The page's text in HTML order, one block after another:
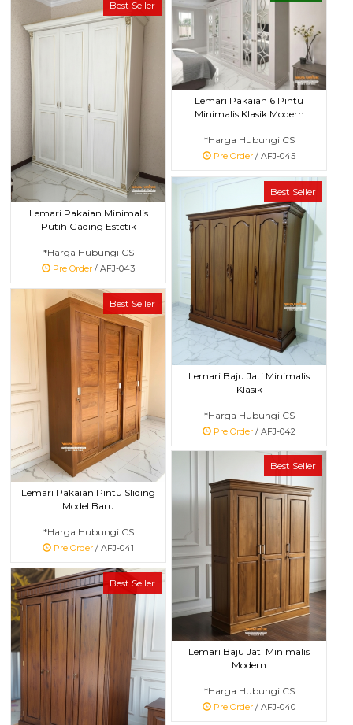
Lemari Pakaian 6 Pintu
Minimalis Klasik Modern
*Harga Hubungi CS
Pre Order / AFJ-045
Best Seller
Lemari Pakaian Minimalis
Putih Gading Estetik
*Harga Hubungi CS
Pre Order / AFJ-043
Best Seller
Lemari Baju Jati Minimalis
Klasik
*Harga Hubungi CS
Pre Order / AFJ-042
Best Seller
Lemari Pakaian Pintu Sliding
Model Baru
*Harga Hubungi CS
Pre Order / AFJ-041
Best Seller
Lemari Baju Jati Minimalis
Modern
*Harga Hubungi CS
Pre Order / AFJ-040
Best Seller